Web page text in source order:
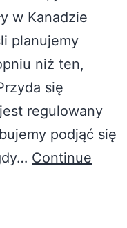
w Kanadzie
planujemy
niż ten,
się
regulowany
podjąć się
Continue